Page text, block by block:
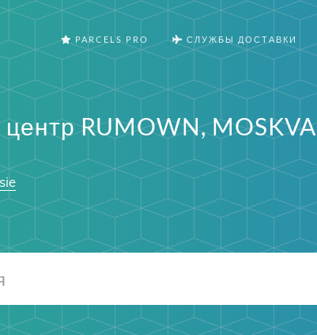
PARCELS PRO СЛУЖБЫ ДОСТАВКИ
RUMOWN, MOSKVA